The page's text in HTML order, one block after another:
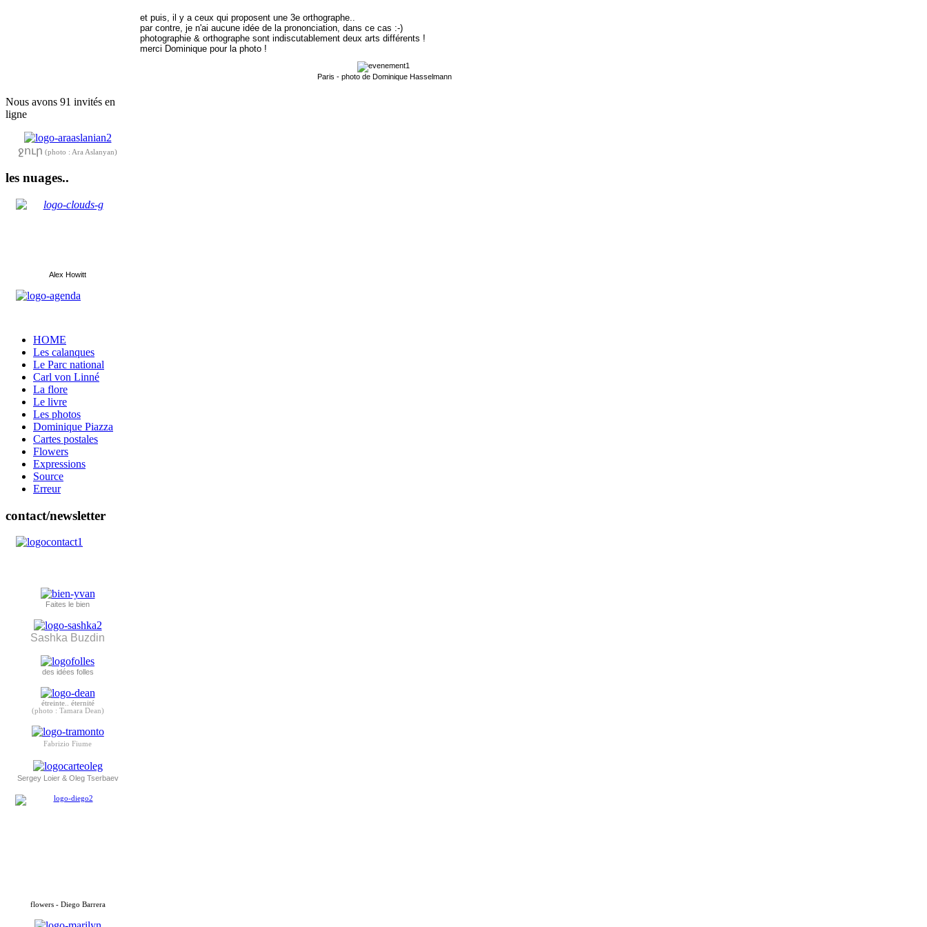
et puis, il y a ceux qui proposent une 3e orthographe..
par contre, je n'ai aucune idée de la prononciation, dans ce cas :-)
photographie & orthographe sont indiscutablement deux arts différents !
merci Dominique pour la photo !
Paris - photo de Dominique Hasselmann
Nous avons 91 invités en
ligne
ջուր (photo : Ara Aslanyan)
les nuages..
Alex Howitt
HOME
Les calanques
Le Parc national
Carl von Linné
La flore
Le livre
Les photos
Dominique Piazza
Cartes postales
Flowers
Expressions
Source
Erreur
contact/newsletter
Faites le bien
Sashka Buzdin
des idées folles
étreinte.. éternité
(photo : Tamara Dean)
Fabrizio Fiume
Sergey Loier & Oleg Tserbaev
flowers - Diego Barrera